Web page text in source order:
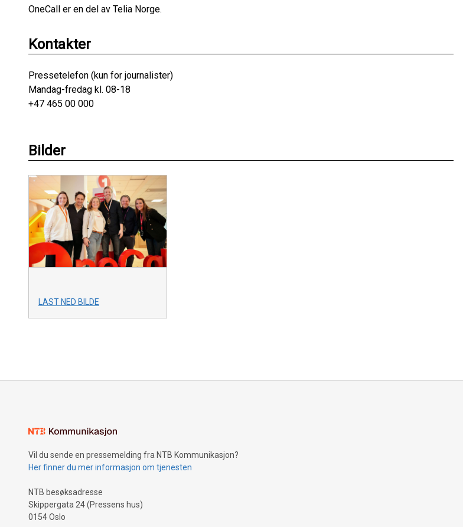
OneCall er en del av Telia Norge.
Kontakter
Pressetelefon (kun for journalister)
Mandag-fredag kl. 08-18
+47 465 00 000
Bilder
LAST NED BILDE
Vil du sende en pressemelding fra NTB Kommunikasjon?
Her finner du mer informasjon om tjenesten
NTB besøksadresse
Skippergata 24 (Pressens hus)
0154 Oslo